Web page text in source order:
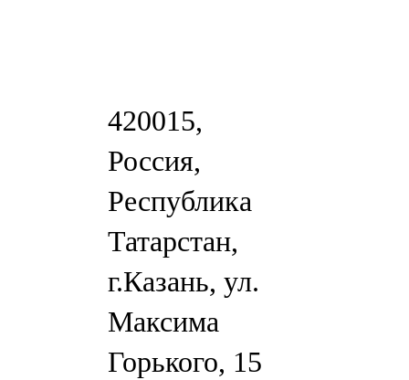
420015,
Россия,
Республика
Татарстан,
г.Казань, ул.
Максима
Горького, 15